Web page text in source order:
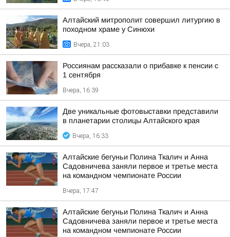
Алтайский митрополит совершил литургию в
походном храме у Синюхи
Вчера, 21:03
Россиянам рассказали о прибавке к пенсии с
1 сентября
Вчера, 16:39
Две уникальные фотовыставки представили
в планетарии столицы Алтайского края
Вчера, 16:33
Алтайские бегуньи Полина Ткалич и Анна
Садовничева заняли первое и третье места
на командном чемпионате России
Вчера, 17:47
Алтайские бегуньи Полина Ткалич и Анна
Садовничева заняли первое и третье места
на командном чемпионате России